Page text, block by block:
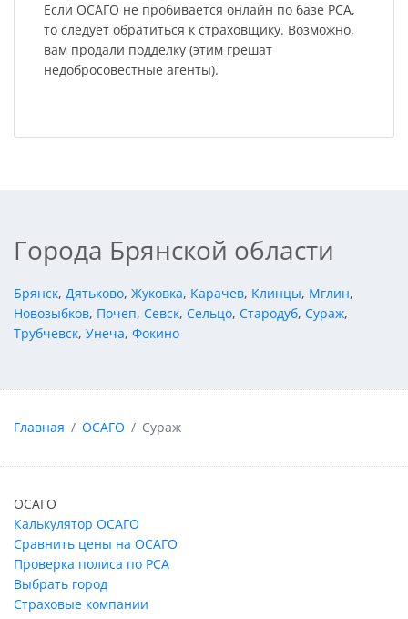
Если ОСАГО не пробивается онлайн по базе РСА,
то следует обратиться к страховщику. Возможно,
вам продали подделку (этим грешат
недобросовестные агенты).
Города Брянской области
Брянск, Дятьково, Жуковка, Карачев, Клинцы, Мглин,
Новозыбков, Почеп, Севск, Сельцо, Стародуб, Сураж,
Трубчевск, Унеча, Фокино
Главная ОСАГО Сураж
ОСАГО
Калькулятор ОСАГО
Сравнить цены на ОСАГО
Проверка полиса по РСА
Выбрать город
Страховые компании